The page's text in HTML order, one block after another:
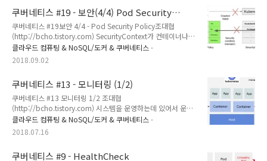
오픈소스로 공개되었다. 기존 프록시 L4기능 뿐 아니라 L7 기능
도 지원하면서 HTTP 뿐아니라 HTTP 2.0,TCP,gRPC까지 다양
한 프로토콜을 지원한다. 성능 지표를 보면 아래 Twillo에서
2017년에 테스트 한 자료를 참고할만 한데, (원본 https..
쿠버네티스 #19 - 보안(4/4) Pod Security
Policy
쿠버네티스 #19보안 4/4 - Pod Security Policy조대협
(http://bcho.tistory.com) SecurityContext가 컨테이너나
Pod의 보안 기능을 정의 하는 것이라면, Pod Security Policy
(이하 PSP)는 보안 기능에 대한 정책을 정의 하는 것이다.예를
들어, 정책으로 Pod를 생성할때는 반드시 root 사용자를 사용
강제할 수 있다. 현재는 (2018년9월1일) 베타 상태이기 때문에
다소의 기능 변경이 있을 수 있음을 염두하고 사용하도록 하자.
개념개념이 복잡하기 때문에 먼저 기본적인 개념을 이해한 후에,
각 상세를 살펴보도록 하자. 먼저 아래 그림을 보자 PSP는 생성
클라우드 컴퓨팅 & NoSQL/도커 & 쿠버네티스
2018.09.02
쿠버네티스 #13 - 모니터링 (1/2)
쿠버네티스 #13 모니터링 1/2 조대협
(http://bcho.tistory.com) 시스템을 운영하는데 있어서 운영
관점에 있어서 가장 중요한 기능중의 하나는 시스템에 대한 모니
터링이다. 시스템 자원의 사용량이나 에러등에 대한 모니터링을
통해서, 시스템을 안정적으로 운영하고 문제 발생시 원인 파악과
대한 개념과, 아키텍쳐 그리고 구축 방법에 대해서 소개하고자
클라우드 컴퓨팅 & NoSQL/도커 & 쿠버네티스
2018.07.16
쿠버네티스 #9 - HealthCheck